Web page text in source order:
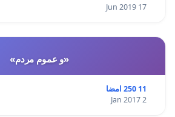
17 Jun 2019
«و عموم مردم»
11 250 امضا
2 Jan 2017